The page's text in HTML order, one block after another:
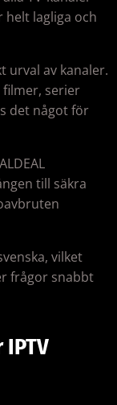
helt lagliga och
urval av kanaler.
serier
det något för
till säkra
vilket
frågor snabbt